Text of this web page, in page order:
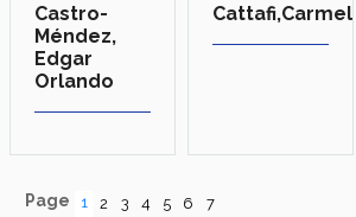
Castro-
Méndez,
Edgar
Orlando
Cattafi,Carmelo
Page 1 2 3 4 5 6 7